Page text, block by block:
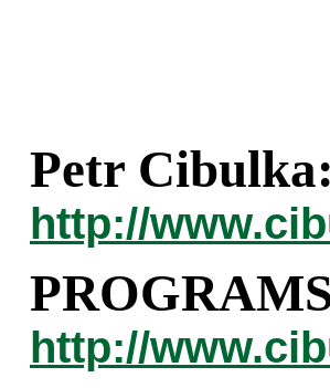
Petr
http://
http://